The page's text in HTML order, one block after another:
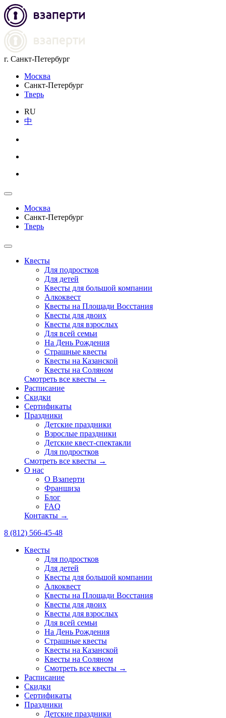
г. Санкт-Петербург
Москва
Санкт-Петербург
Тверь
RU
中
Москва
Санкт-Петербург
Тверь
Квесты
Для подростков
Для детей
Квесты для большой компании
Алкоквест
Квесты на Площади Восстания
Квесты для двоих
Квесты для взрослых
Для всей семьи
На День Рождения
Страшные квесты
Квесты на Казанской
Квесты на Соляном
Смотреть все квесты →
Расписание
Скидки
Сертификаты
Праздники
Детские праздники
Взрослые праздники
Детские квест-спектакли
Для подростков
Смотреть все квесты →
О нас
О Взаперти
Франшиза
Блог
FAQ
Контакты →
8 (812) 566-45-48
Квесты
Для подростков
Для детей
Квесты для большой компании
Алкоквест
Квесты на Площади Восстания
Квесты для двоих
Квесты для взрослых
Для всей семьи
На День Рождения
Страшные квесты
Квесты на Казанской
Квесты на Соляном
Смотреть все квесты →
Расписание
Скидки
Сертификаты
Праздники
Детские праздники